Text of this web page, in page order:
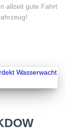
allzeit gute Fahrt